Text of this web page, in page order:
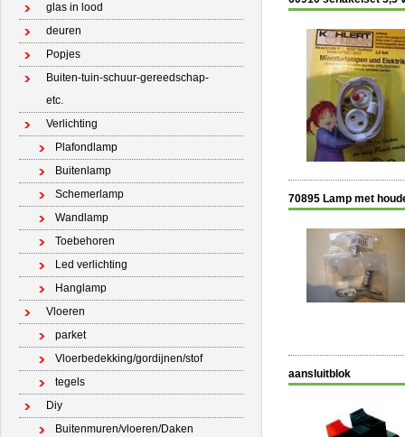
glas in lood
deuren
Popjes
Buiten-tuin-schuur-gereedschap-
etc.
Verlichting
Plafondlamp
Buitenlamp
Schemerlamp
Wandlamp
Toebehoren
Led verlichting
Hanglamp
Vloeren
parket
Vloerbedekking/gordijnen/stof
tegels
Diy
Buitenmuren/vloeren/Daken
70895 Lamp met
aansluitblok